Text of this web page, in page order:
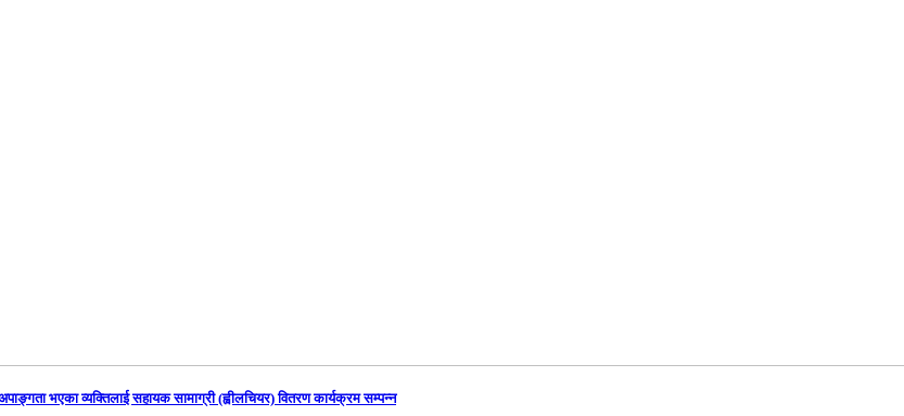
भएका व्यक्तिलाई सहायक सामाग्री (ह्वीलचियर) वितरण कार्यक्रम सम्पन्न